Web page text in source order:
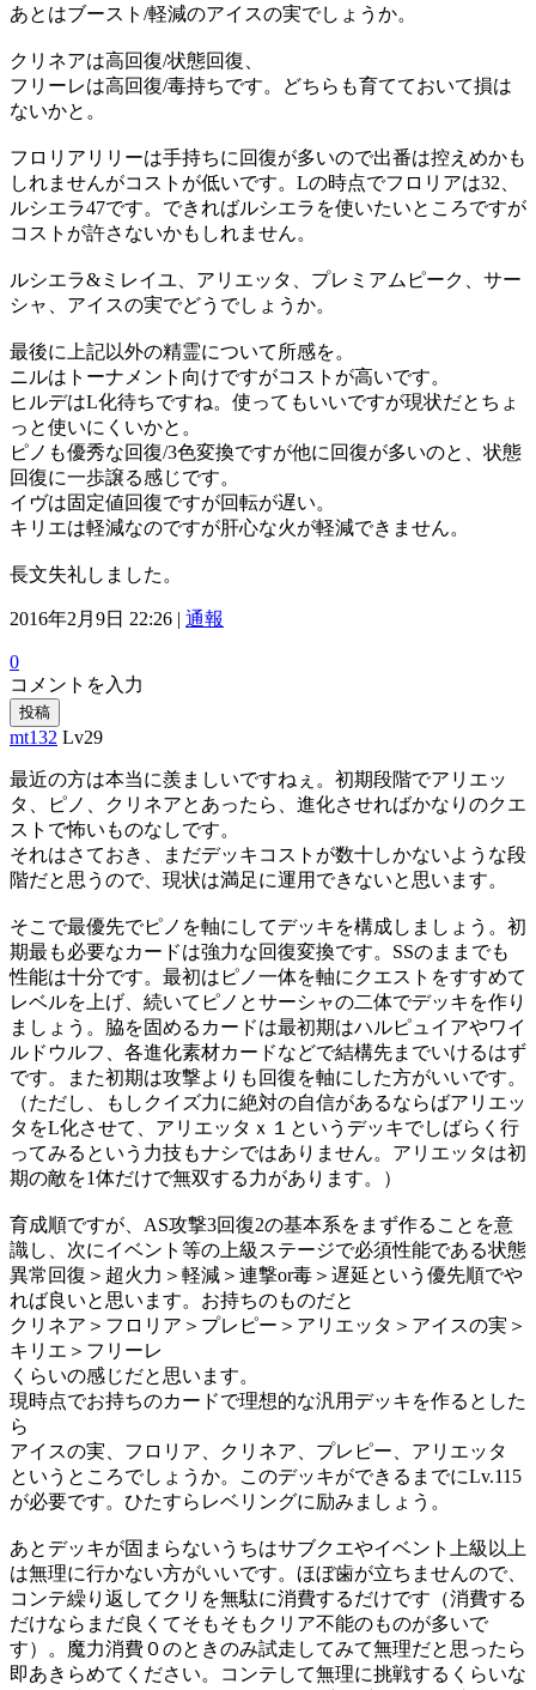
あとはブースト/軽減のアイスの実でしょうか。
クリネアは高回復/状態回復、
フリーレは高回復/毒持ちです。どちらも育てておいて損は
ないかと。
フロリアリリーは手持ちに回復が多いので出番は控えめかも
しれませんがコストが低いです。Lの時点でフロリアは32、
ルシエラ47です。できればルシエラを使いたいところですが
コストが許さないかもしれません。
ルシエラ&ミレイユ、アリエッタ、プレミアムピーク、サー
シャ、アイスの実でどうでしょうか。
最後に上記以外の精霊について所感を。
ニルはトーナメント向けですがコストが高いです。
ヒルデはL化待ちですね。使ってもいいですが現状だとちょ
っと使いにくいかと。
ピノも優秀な回復/3色変換ですが他に回復が多いのと、状態
回復に一歩譲る感じです。
イヴは固定値回復ですが回転が遅い。
キリエは軽減なのですが肝心な火が軽減できません。
長文失礼しました。
2016年2月9日 22:26 | 通報
0
コメントを入力
投稿
mt132 Lv29
最近の方は本当に羨ましいですねぇ。初期段階でアリエッ
タ、ピノ、クリネアとあったら、進化させればかなりのクエ
ストで怖いものなしです。
それはさておき、まだデッキコストが数十しかないような段
階だと思うので、現状は満足に運用できないと思います。
そこで最優先でピノを軸にしてデッキを構成しましょう。初
期最も必要なカードは強力な回復変換です。SSのままでも
性能は十分です。最初はピノ一体を軸にクエストをすすめて
レベルを上げ、続いてピノとサーシャの二体でデッキを作り
ましょう。脇を固めるカードは最初期はハルピュイアやワイ
ルドウルフ、各進化素材カードなどで結構先までいけるはず
です。また初期は攻撃よりも回復を軸にした方がいいです。
（ただし、もしクイズ力に絶対の自信があるならばアリエッ
タをL化させて、アリエッタｘ１というデッキでしばらく行
ってみるという力技もナシではありません。アリエッタは初
期の敵を1体だけで無双する力があります。）
育成順ですが、AS攻撃3回復2の基本系をまず作ることを意
識し、次にイベント等の上級ステージで必須性能である状態
異常回復＞超火力＞軽減＞連撃or毒＞遅延という優先順でや
れば良いと思います。お持ちのものだと
クリネア＞フロリア＞プレピー＞アリエッタ＞アイスの実＞
キリエ＞フリーレ
くらいの感じだと思います。
現時点でお持ちのカードで理想的な汎用デッキを作るとした
ら
アイスの実、フロリア、クリネア、プレピー、アリエッタ
というところでしょうか。このデッキができるまでにLv.115
が必要です。ひたすらレベリングに励みましょう。
あとデッキが固まらないうちはサブクエやイベント上級以上
は無理に行かない方がいいです。ほぼ歯が立ちませんので、
コンテ繰り返してクリを無駄に消費するだけです（消費する
だけならまだ良くてそもそもクリア不能のものが多いで
す）。魔力消費０のときのみ試走してみて無理だと思ったら
即あきらめてください。コンテして無理に挑戦するくらいな